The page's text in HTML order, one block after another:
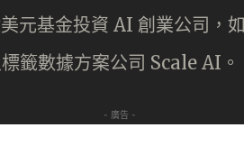
元基金投資 AI 創業公司，
數據方案公司 Scale AI。
- 廣告 -